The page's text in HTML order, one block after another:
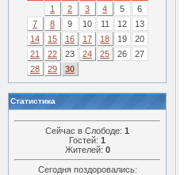
1
2 3 4 5
6
7
8 9 10 11 12
13
14
15 16 17 18 19
20
21
22 23 24 25 26
27
28
29 30
Статистика
Сейчас в Слободе: 1
Гостей: 1
Жителей: 0
Сегодня поздоровались: